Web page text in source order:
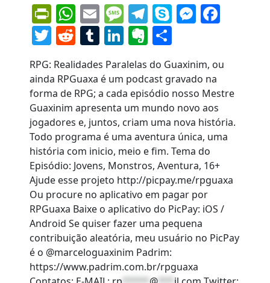
PrintFriendly
WhatsApp
EmailMessage
Telegram
Skype
Twitter
Reddit
Tumblr
LinkedIn
Evernote
RPG: Realidades Paralelas do Guaxinim, ou
ainda RPGuaxa é um podcast gravado na
forma de RPG; a cada episódio nosso Mestre
Guaxinim apresenta um mundo novo aos
jogadores e, juntos, criam uma nova história.
Todo programa é uma aventura única, uma
história com inicio, meio e fim. Tema do
Episódio: Jovens, Monstros, Aventura, 16+
Ajude esse projeto http://picpay.me/rpguaxa
Ou procure no aplicativo em pagar por
RPGuaxa Baixe o aplicativo do PicPay: iOS /
Android Se quiser fazer uma pequena
contribuição aleatória, meu usuário no PicPay
é o @marceloguaxinim Padrim:
https://www.padrim.com.br/rpguaxa